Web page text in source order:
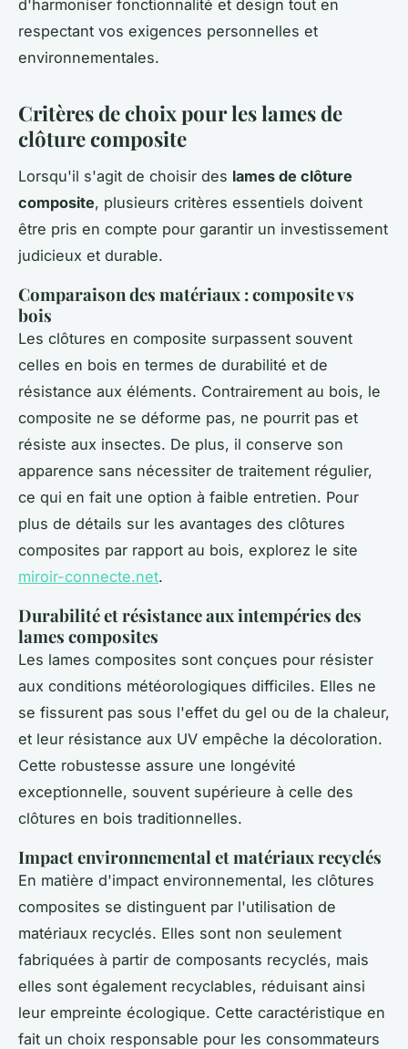
d'harmoniser fonctionnalité et design tout en
respectant vos exigences personnelles et
environnementales.
Critères de choix pour les lames de
clôture composite
Lorsqu'il s'agit de choisir des lames de clôture
composite, plusieurs critères essentiels doivent
être pris en compte pour garantir un investissement
judicieux et durable.
Comparaison des matériaux : composite vs
bois
Les clôtures en composite surpassent souvent
celles en bois en termes de durabilité et de
résistance aux éléments. Contrairement au bois, le
composite ne se déforme pas, ne pourrit pas et
résiste aux insectes. De plus, il conserve son
apparence sans nécessiter de traitement régulier,
ce qui en fait une option à faible entretien. Pour
plus de détails sur les avantages des clôtures
composites par rapport au bois, explorez le site
miroir-connecte.net.
Durabilité et résistance aux intempéries des
lames composites
Les lames composites sont conçues pour résister
aux conditions météorologiques difficiles. Elles ne
se fissurent pas sous l'effet du gel ou de la chaleur,
et leur résistance aux UV empêche la décoloration.
Cette robustesse assure une longévité
exceptionnelle, souvent supérieure à celle des
clôtures en bois traditionnelles.
Impact environnemental et matériaux recyclés
En matière d'impact environnemental, les clôtures
composites se distinguent par l'utilisation de
matériaux recyclés. Elles sont non seulement
fabriquées à partir de composants recyclés, mais
elles sont également recyclables, réduisant ainsi
leur empreinte écologique. Cette caractéristique en
fait un choix responsable pour les consommateurs